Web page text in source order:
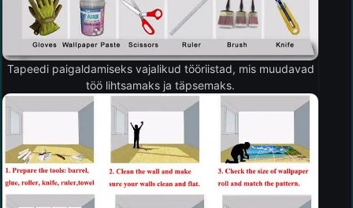
Tapeedi paigaldamiseks vajalikud tööriistad, mis muudavad
töö lihtsamaks ja täpsemaks.